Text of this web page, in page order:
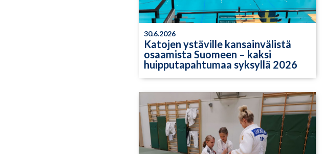
30.6.2026
Katojen ystäville kansainvälistä
osaamista Suomeen – kaksi
huipputapahtumaa syksyllä 2026